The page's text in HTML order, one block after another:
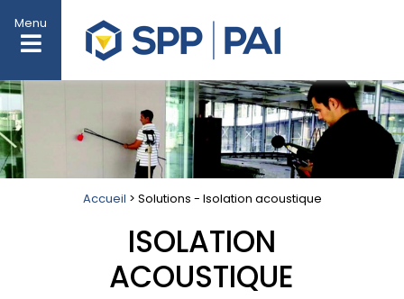
Menu
Accueil > Solutions - Isolation acoustique
ISOLATION
ACOUSTIQUE